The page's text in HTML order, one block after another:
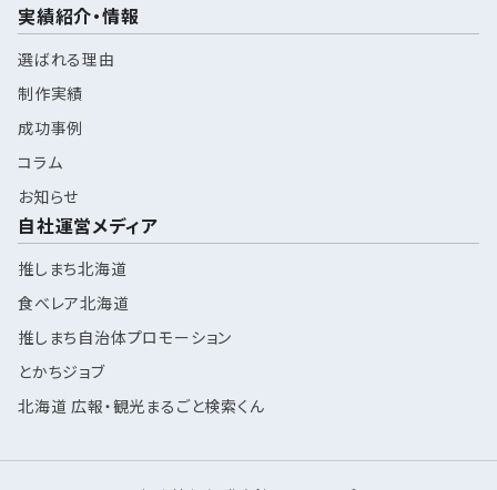
実績紹介・情報
選ばれる理由
制作実績
成功事例
コラム
お知らせ
自社運営メディア
推しまち北海道
食べレア北海道
推しまち自治体プロモーション
とかちジョブ
北海道 広報・観光まるごと検索くん